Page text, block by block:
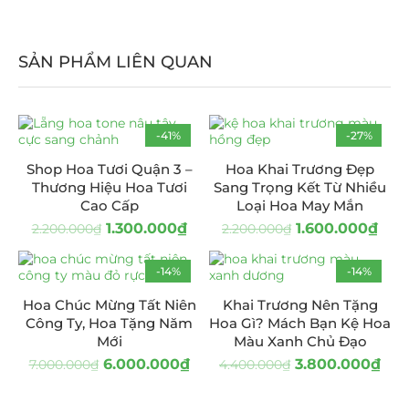
SẢN PHẨM LIÊN QUAN
-41%
Shop Hoa Tươi Quận 3 –
Thương Hiệu Hoa Tươi
Cao Cấp
2.200.000₫ 1.300.000₫
-27%
Hoa Khai Trương Đẹp
Sang Trọng Kết Từ Nhiều
Loại Hoa May Mắn
2.200.000₫ 1.600.000₫
-14%
Hoa Chúc Mừng Tất Niên
Công Ty, Hoa Tặng Năm
Mới
7.000.000₫ 6.000.000₫
-14%
Khai Trương Nên Tặng
Hoa Gì? Mách Bạn Kệ Hoa
Màu Xanh Chủ Đạo
4.400.000₫ 3.800.000₫